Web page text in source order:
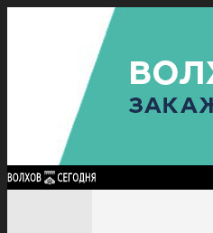
ГЛАВНАЯ ПОЛИТИКА
ПОЛИТИКА
КУЛЬТУРА
ПОСЕЛЕНИЯ